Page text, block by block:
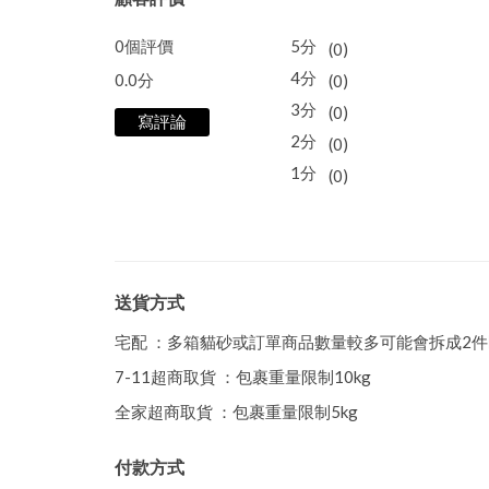
0個評價
0.0分
寫評論
5分
(0)
4分
(0)
3分
(0)
2分
(0)
1分
(0)
送貨方式
宅配 ：多箱貓砂或訂單商品數量較多可能會拆成2
7-11超商取貨 ：包裹重量限制10kg
全家超商取貨 ：包裹重量限制5kg
付款方式